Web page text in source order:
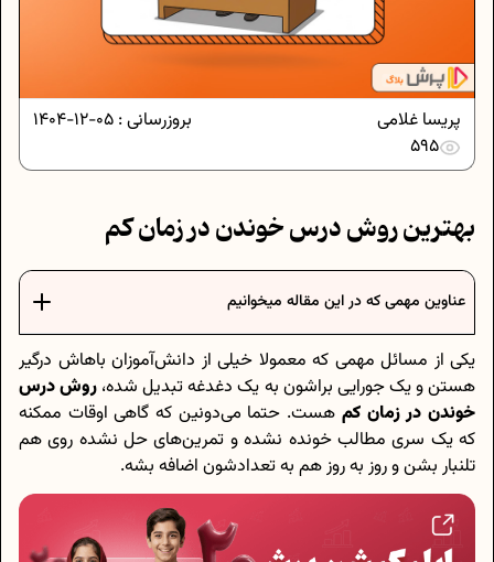
بروزرسانی : 05-12-1404
پریسا غلامی
595
بهترین روش درس خوندن در زمان کم
عناوین مهمی که در این مقاله میخوانیم
یکی از مسائل مهمی که معمولا خیلی از دانش‌آموزان باهاش درگیر
هستن و یک جورایی براشون به یک دغدغه تبدیل شده، روش درس
خوندن در زمان کم هست. حتما می‌دونین که گاهی اوقات ممکنه
که یک سری مطالب خونده نشده و تمرین‌های حل نشده روی هم
تلنبار بشن و روز به روز هم به تعدادشون اضافه بشه.